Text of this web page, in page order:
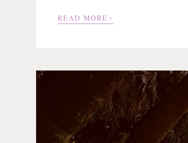
READ MORE ›